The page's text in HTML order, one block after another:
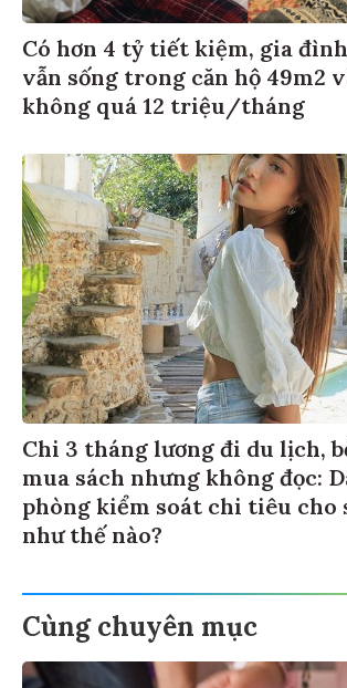
Có hơn 4 tỷ tiết kiệm, gia
vẫn sống trong căn hộ 49m2
không quá 12 triệu/tháng
Chi 3 tháng lương đi du lịch,
mua sách nhưng không đọc:
phòng kiểm soát chi tiêu cho
như thế nào?
Cùng chuyên mục